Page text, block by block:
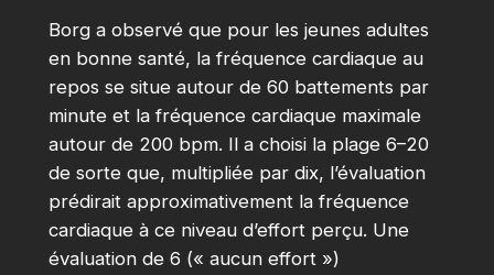
Borg a observé que pour les jeunes adultes
en bonne santé, la fréquence cardiaque au
repos se situe autour de 60 battements par
minute et la fréquence cardiaque maximale
autour de 200 bpm. Il a choisi la plage 6–20
de sorte que, multipliée par dix, l’évaluation
prédirait approximativement la fréquence
cardiaque à ce niveau d’effort perçu. Une
évaluation de 6 (« aucun effort »)